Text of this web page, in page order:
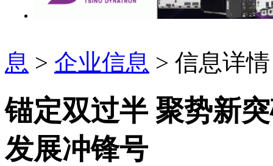
息 > 企业信息 > 信息详情
锚定双过半 聚势新
发展冲锋号